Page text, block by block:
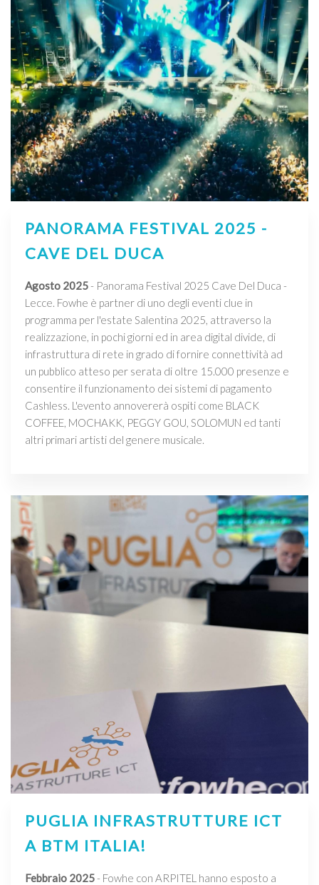
PANORAMA FESTIVAL 2025 -
CAVE DEL DUCA
Agosto 2025- Panorama Festival 2025 Cave Del Duca -
Lecce. Fowhe è partner di uno degli eventi clue in
programma per l'estate Salentina 2025, attraverso la
realizzazione, in pochi giorni ed in area digital divide, di
infrastruttura di rete in grado di fornire connettività ad
un pubblico atteso per serata di oltre 15.000 presenze e
consentire il funzionamento dei sistemi di pagamento
Cashless. L'evento annovererà ospiti come BLACK
COFFEE, MOCHAKK, PEGGY GOU, SOLOMUN ed tanti
altri primari artisti del genere musicale.
PUGLIA INFRASTRUTTURE ICT
A BTM ITALIA!
Febbraio 2025- Fowhe con ARPITEL hanno esposto a